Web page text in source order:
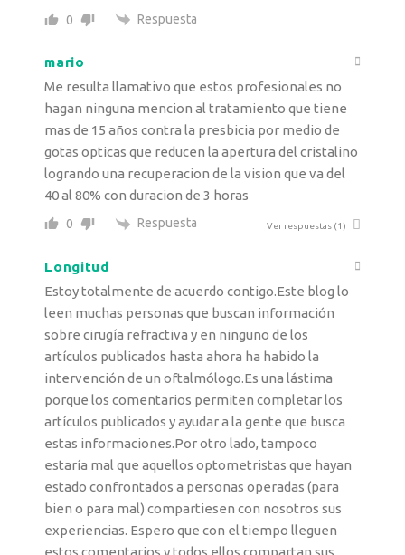
0 Respuesta
mario
Me resulta llamativo que estos profesionales no
hagan ninguna mencion al tratamiento que tiene
mas de 15 años contra la presbicia por medio de
gotas opticas que reducen la apertura del cristalino
logrando una recuperacion de la vision que va del
40 al 80% con duracion de 3 horas
0 Respuesta Ver respuestas (1)
Longitud
Estoy totalmente de acuerdo contigo.Este blog lo
leen muchas personas que buscan información
sobre cirugía refractiva y en ninguno de los
artículos publicados hasta ahora ha habido la
intervención de un oftalmólogo.Es una lástima
porque los comentarios permiten completar los
artículos publicados y ayudar a la gente que busca
estas informaciones.Por otro lado, tampoco
estaría mal que aquellos optometristas que hayan
estado confrontados a personas operadas (para
bien o para mal) compartiesen con nosotros sus
experiencias. Espero que con el tiempo lleguen
estos comentarios y todos ellos compartan sus